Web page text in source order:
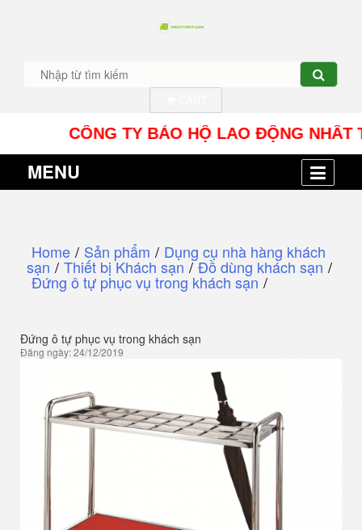
CÔNG TY BẢO HỘ LAO ĐỘNG NHÂT
MENU
Home / Sản phẩm / Dụng cụ nhà hàng khách
sạn / Thiết bị Khách sạn / Đồ dùng khách sạn /
Đứng ô tự phục vụ trong khách sạn /
Đứng ô tự phục vụ trong khách sạn
Đăng ngày: 24/12/2019